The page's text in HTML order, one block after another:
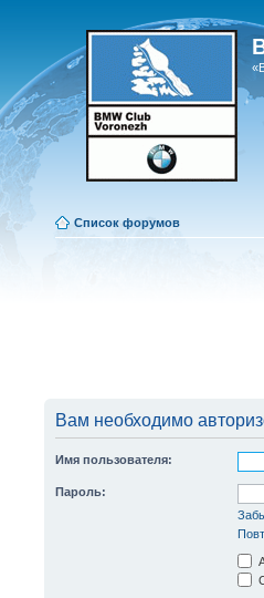
Список форумов
Вам необходимо
Имя пользователя:
Пароль: